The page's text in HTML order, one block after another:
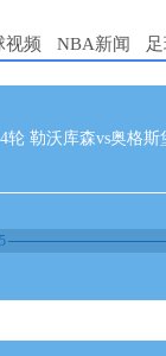
视频 NBA新闻
轮 勒沃库森vs奥格斯